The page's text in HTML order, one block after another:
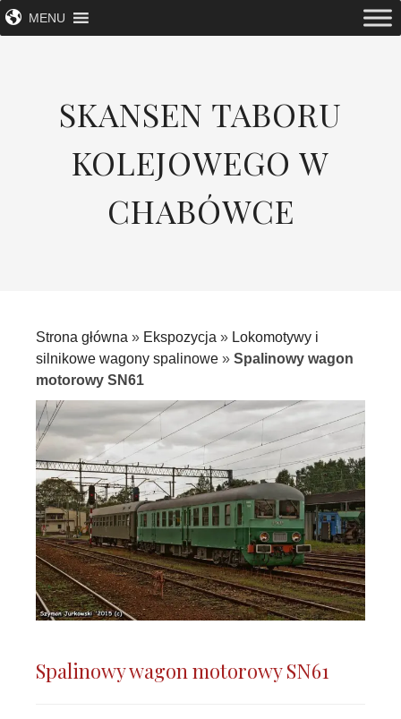
MENU
SKANSEN TABORU
KOLEJOWEGO W
CHABÓWCE
Strona główna » Ekspozycja » Lokomotywy i
silnikowe wagony spalinowe » Spalinowy wagon
motorowy SN61
Spalinowy wagon motorowy SN61